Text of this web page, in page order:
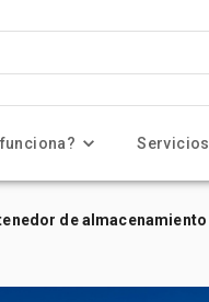
Servicios
de almacenamiento